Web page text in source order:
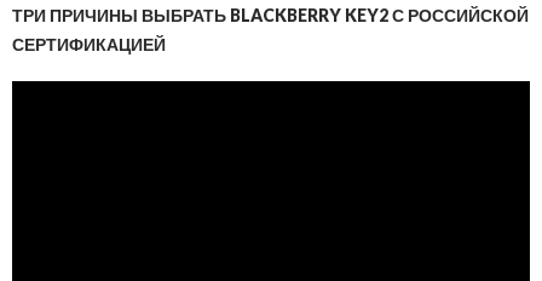
ТРИ ПРИЧИНЫ ВЫБРАТЬ BLACKBERRY KEY2 С РОССИЙСКОЙ
СЕРТИФИКАЦИЕЙ